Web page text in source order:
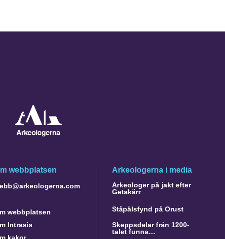
webbplatsen
webbplatsen
Intrasis
Arkeologerna i media
Arkeologer på jakt efter
Getakärr
Ståpälsfynd på Orust
Skeppsdelar från 1200-
talet funna…